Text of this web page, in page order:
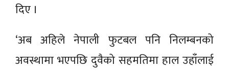
दिए ।
‘अब अहिले नेपाली फुटबल पनि निलम्बनको
अवस्थामा भएपछि दुवैको सहमतिमा हाल उहाँलाई